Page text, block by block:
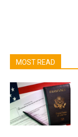
MOST READ